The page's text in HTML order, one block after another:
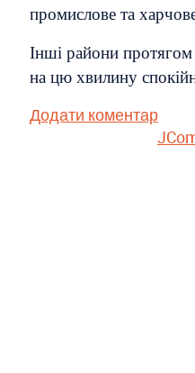
промислове та
Інші райони протягом
на цю хвилину
Додати коментар